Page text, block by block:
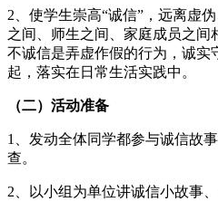
2、使学生崇高“诚信”，远离虚
之间、师生之间、家庭成员之间
不诚信是弄虚作假的行为，诚实
起，落实在日常生活实践中。
（二）活动准备
1、发动全体同学都参与诚信故
查。
2、以小组为单位讲诚信小故事